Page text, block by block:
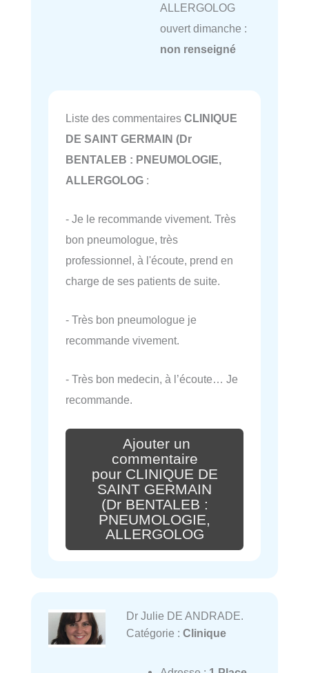
ALLERGOLOG
ouvert dimanche :
non renseigné
Liste des commentaires CLINIQUE
DE SAINT GERMAIN (Dr
BENTALEB : PNEUMOLOGIE,
ALLERGOLOG :
- Je le recommande vivement. Très
bon pneumologue, très
professionnel, à l'écoute, prend en
charge de ses patients de suite.
- Très bon pneumologue je
recommande vivement.
- Très bon medecin, à l’écoute… Je
recommande.
Ajouter un
commentaire
pour CLINIQUE DE
SAINT GERMAIN
(Dr BENTALEB :
PNEUMOLOGIE,
ALLERGOLOG
Dr Julie DE ANDRADE.
Catégorie : Clinique